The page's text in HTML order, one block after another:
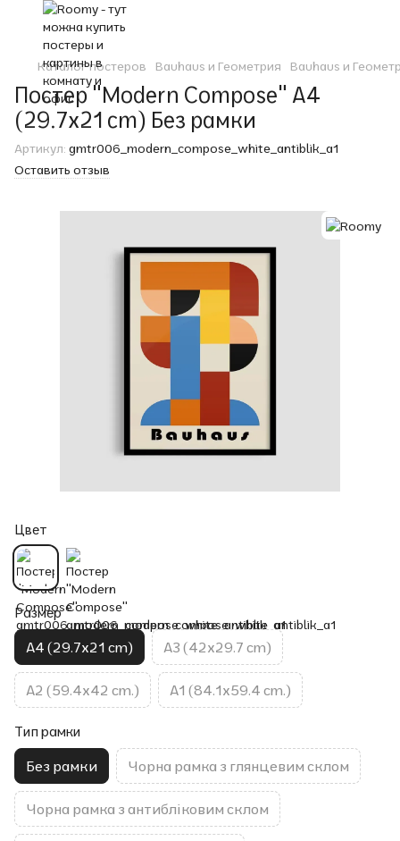
Каталог постеров Bauhaus и Геометрия Bauhaus и
Постер "Modern Compose" A4
(29.7x21 cm) Без рамки
Артикул: gmtr006_modern_compose_white_antiblik_a1
Оставить отзыв
Цвет
Размер
A4 (29.7x21 cm) A3 (42x29.7 cm)
A2 (59.4x42 cm.) A1 (84.1x59.4 cm.)
Тип рамки
Без рамки Чорна рамка з глянцевим склом
Чорна рамка з антибліковим склом